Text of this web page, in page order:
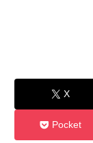
X
Pocket